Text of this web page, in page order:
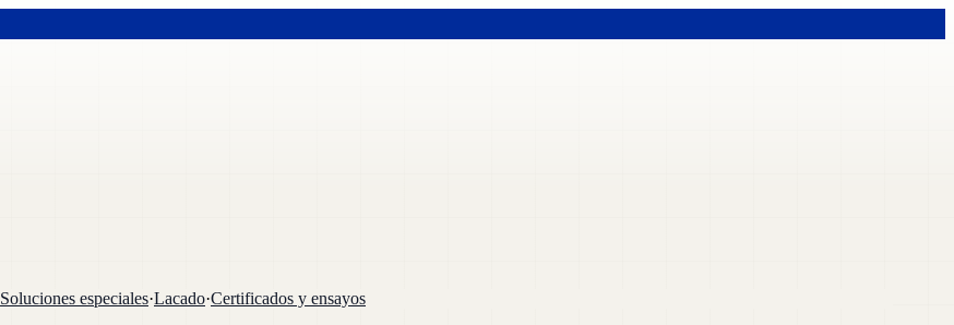
Soluciones especiales·Lacado·Certificados y ensayos